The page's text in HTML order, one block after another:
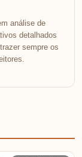
análise de
detalhados
sempre os